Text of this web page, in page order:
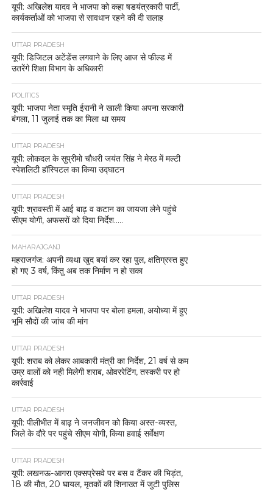
यूपी: अखिलेश यादव ने भाजपा को कहा षडयंत्रकारी पार्टी,
कार्यकर्ताओं को भाजपा से सावधान रहने की दी सलाह
UTTAR PRADESH
यूपी: डिजिटल अटेंडेंस लगवाने के लिए आज से फील्ड में
उतरेंगे शिक्षा विभाग के अधिकारी
POLITICS
यूपी: भाजपा नेता स्मृति ईरानी ने खाली किया अपना सरकारी
बंगला, 11 जुलाई तक का मिला था समय
UTTAR PRADESH
यूपी: लोकदल के सुप्रीमो चौधरी जयंत सिंह ने मेरठ में मल्टी
स्पेशलिटी हॉस्पिटल का किया उद्घाटन
UTTAR PRADESH
यूपी: श्रावस्ती में आई बाढ़ व कटान का जायजा लेने पहुंचे
सीएम योगी, अफसरों को दिया निर्देश…..
MAHARAJGANJ
महराजगंज: अपनी व्यथा खुद बयां कर रहा पुल, क्षतिग्रस्त हुए
हो गए 3 वर्ष, किंतु अब तक निर्माण न हो सका
UTTAR PRADESH
यूपी: अखिलेश यादव ने भाजपा पर बोला हमला, अयोध्या में हुए
भूमि सौदों की जांच की मांग
UTTAR PRADESH
यूपी: शराब को लेकर आबकारी मंत्री का निर्देश, 21 वर्ष से कम
उम्र वालों को नही मिलेगी शराब, ओवररेटिंग, तस्करी पर हो
कार्रवाई
UTTAR PRADESH
यूपी: पीलीभीत में बाढ़ ने जनजीवन को किया अस्त-व्यस्त,
जिले के दौरे पर पहुंचे सीएम योगी, किया हवाई सर्वेक्षण
UTTAR PRADESH
यूपी: लखनऊ-आगरा एक्सप्रेसवे पर बस व टैंकर की भिड़ंत,
18 की मौत, 20 घायल, मृतकों की शिनाख्त में जुटी पुलिस